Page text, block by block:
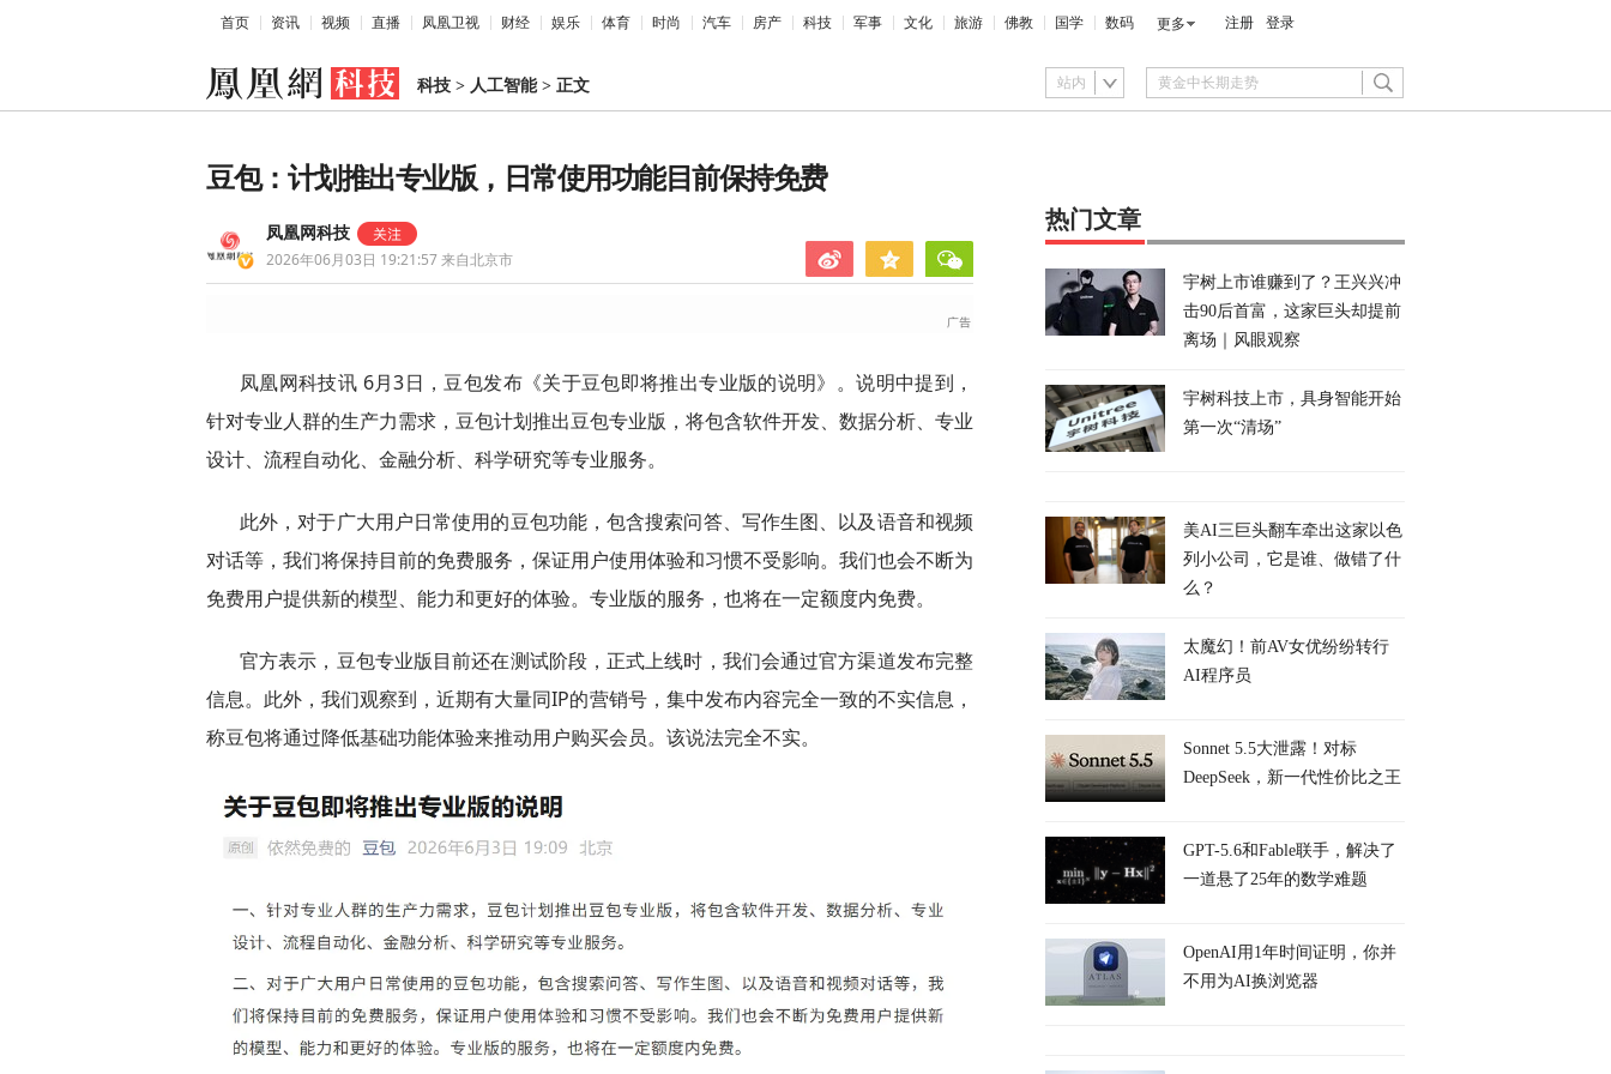
首页 资讯 视频 直播 凤凰卫视 财经 娱乐 体育 时尚 汽车 房产 科技 军事 文化 旅游 佛教 国学 数码 更多 注册 登录
科技 > 人工智能> 正文 站内
豆包：计划推出专业版，日常使用功能目前保持免费
凤凰网科技
2026年06月03日 19:21:57来自北京市
凤凰网科技讯 6月3日，豆包发布《关于豆包即将推出专业版的说明》。说明中提到，
针对专业人群的生产力需求，豆包计划推出豆包专业版，将包含软件开发、数据分析、专业
设计、流程自动化、金融分析、科学研究等专业服务。
此外，对于广大用户日常使用的豆包功能，包含搜索问答、写作生图、以及语音和视频
对话等，我们将保持目前的免费服务，保证用户使用体验和习惯不受影响。我们也会不断为
免费用户提供新的模型、能力和更好的体验。专业版的服务，也将在一定额度内免费。
官方表示，豆包专业版目前还在测试阶段，正式上线时，我们会通过官方渠道发布完整
信息。此外，我们观察到，近期有大量同IP的营销号，集中发布内容完全一致的不实信息，
称豆包将通过降低基础功能体验来推动用户购买会员。该说法完全不实。
热门文章
宇树上市谁赚到了？王兴兴冲
击90后首富，这家巨头却提前
离场｜风眼观察
宇树科技上市，具身智能开始
第一次“清场”
美AI三巨头翻车牵出这家以色
列小公司，它是谁、做错了什
么？
太魔幻！前AV女优纷纷转行
AI程序员
Sonnet 5.5大泄露！对标
DeepSeek，新一代性价比之王
GPT-5.6和Fable联手，解决了
一道悬了25年的数学难题
OpenAI用1年时间证明，你并
不用为AI换浏览器